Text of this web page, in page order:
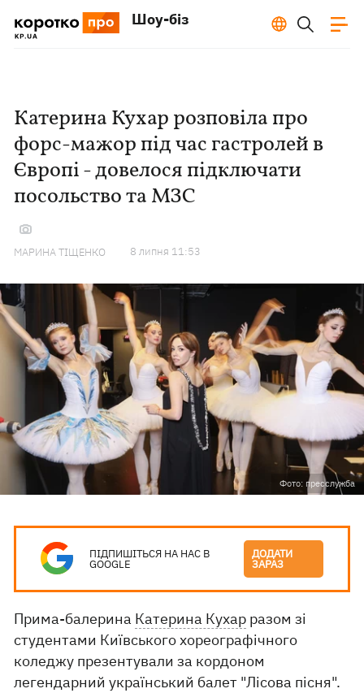
Шоу-біз
Катерина Кухар розповіла про
форс-мажор під час гастролей в
Європі - довелося підключати
посольство та МЗС
МАРИНА ТІЩЕНКО 8 липня 11:53
Фото: пресслужба
ПІДПИШІТЬСЯ НА НАС В
GOOGLE
ДОДАТИ
ЗАРАЗ
Прима-балерина Катерина Кухар разом зі
студентами Київського хореографічного
коледжу презентували за кордоном
легендарний український балет "Лісова пісня".